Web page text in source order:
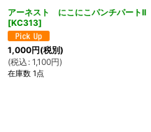
アーネスト にこにこパンチパート
[KC313]
1,000円(税別)
(税込 : 1,100円)
在庫数 1点